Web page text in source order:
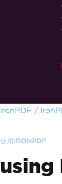
跳至页脚内容
IronPDF
使用IRONPDF
using